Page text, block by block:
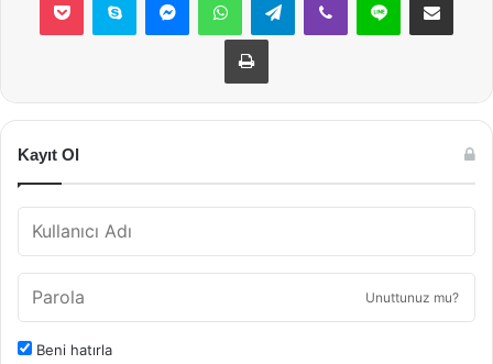
Yazdır
Kayıt Ol
Unuttunuz mu?
Beni hatırla